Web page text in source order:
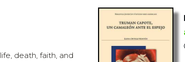
death, faith, and